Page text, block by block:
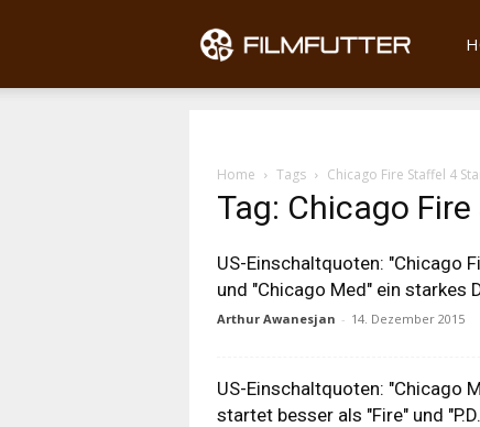
Home Tags Chicago Fire Staffel 4
Tag: Chicago
US-Einschaltquoten: "Chicago
und "Chicago Med" ein starkes
Arthur Awanesjan - 14. Dezember 2015
US-Einschaltquoten: "Chicago
startet besser als "Fire" und